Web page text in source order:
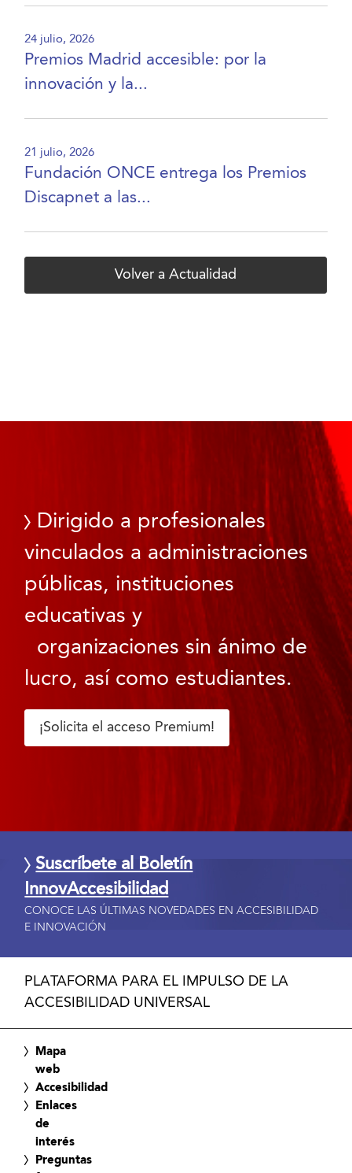
24 julio, 2026
Premios Madrid accesible: por la
innovación y la...
21 julio, 2026
Fundación ONCE entrega los Premios
Discapnet a las...
Volver a Actualidad
Dirigido a profesionales
vinculados a administraciones
públicas, instituciones
educativas y
organizaciones sin ánimo de
lucro, así como estudiantes.
¡Solicita el acceso Premium!
Suscríbete al Boletín
InnovAccesibilidad
CONOCE LAS ÚLTIMAS NOVEDADES EN ACCESIBILIDAD
E INNOVACIÓN
PLATAFORMA PARA EL IMPULSO DE LA
ACCESIBILIDAD UNIVERSAL
Mapa
web
Accesibilidad
Enlaces
de
interés
Preguntas